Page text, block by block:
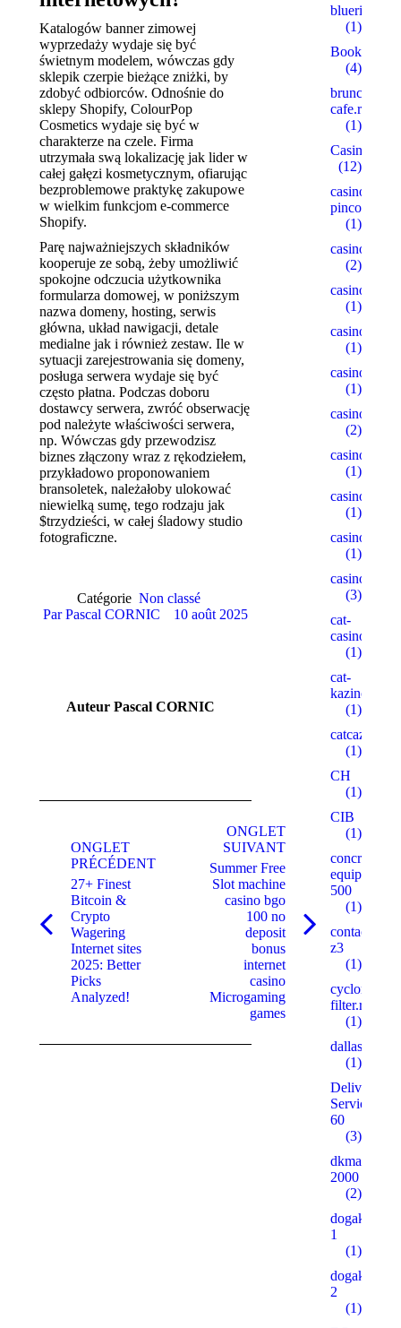
Katalogów banner zimowej
wyprzedaży wydaje się być
świetnym modelem, wówczas gdy
sklepik czerpie bieżące zniżki, by
zdobyć odbiorców. Odnośnie do
sklepy Shopify, ColourPop
Cosmetics wydaje się być w
charakterze na czele. Firma
utrzymała swą lokalizację jak lider w
całej gałęzi kosmetycznym, ofiarując
bezproblemowe praktykę zakupowe
w wielkim funkcjom e-commerce
Shopify.
Parę najważniejszych składników
kooperuje ze sobą, żeby umożliwić
spokojne odczucia użytkownika
formularza domowej, w poniższym
nazwa domeny, hosting, serwis
główna, układ nawigacji, detale
medialne jak i również zestaw. Ile w
sytuacji zarejestrowania się domeny,
posługa serwera wydaje się być
często płatna. Podczas doboru
dostawcy serwera, zwróć obserwację
pod należyte właściwości serwera,
np. Wówczas gdy przewodzisz
biznes złączony wraz z rękodziełem,
przykładowo proponowaniem
bransoletek, należałoby ulokować
niewielką sumę, tego rodzaju jak
$trzydzieści, w całej śladowy studio
fotograficzne.
Catégorie Non classé
ParPascal CORNIC 10 août 2025
Auteur Pascal CORNIC
commentaire
ONGLET
PRÉCÉDENT
Onglet
précédent
27+ Finest
Bitcoin &
Crypto
Wagering
Internet sites
2025: Better
Picks
Analyzed!
ONGLET
SUIVANT
Onglet
Summer Free
Slot machine
casino bgo
100 no
deposit
bonus
internet
casino
Microgaming
games
(1)
(4)
brunch-
cafe.ru
(1)
Casino
(12)
casino-
pinco.xyz
(1)
casino1
(2)
casino10
(1)
casino15
(1)
casino18
(1)
casino2
(2)
casino22
(1)
casino5
(1)
(1)
casinom
(3)
cat-
(1)
cat-
kazino.cyou
(1)
(1)
CH
(1)
CIB
(1)
concrete-
500
(1)
z3
(1)
cyclone-
filter.ru
(1)
(1)
Delivery
Service
60
(3)
dkmarino.ru
2000
(2)
1
(1)
2
(1)